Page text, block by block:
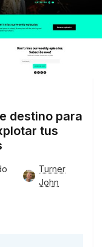
destino para
tus
Turner
John